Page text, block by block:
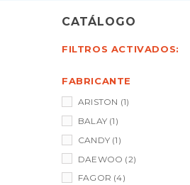
CATÁLOGO
FILTROS ACTIVADOS:
FABRICANTE
ARISTON (1)
BALAY (1)
CANDY (1)
DAEWOO (2)
FAGOR (4)